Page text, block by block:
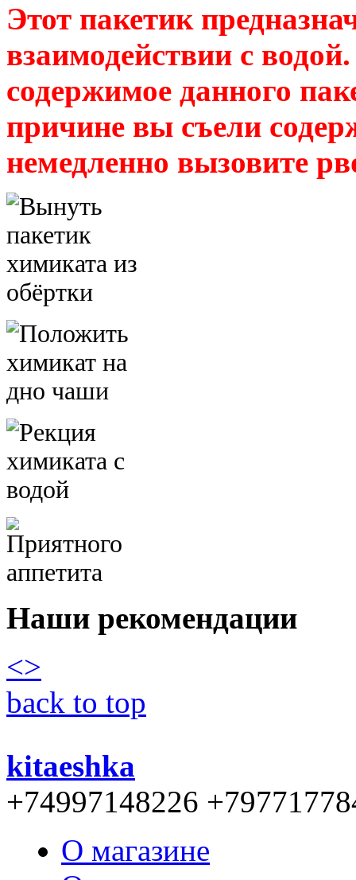
Этот пакетик
взаимодействии с
содержимое данного
причине вы съели
немедленно вызовите
Наши рекомендации
<>
back to top
kitaeshka
+74997148226
О магазине